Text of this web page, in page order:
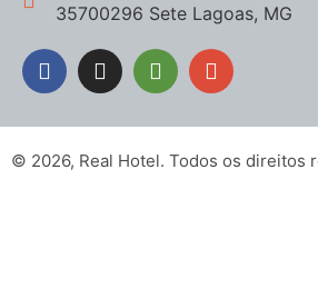
35700296 Sete Lagoas, MG
© 2026, Real Hotel. Todos os direitos